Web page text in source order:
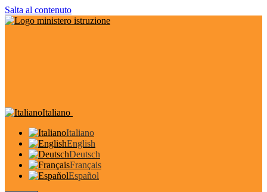
Salta al contenuto
Italiano
Italiano
English
Deutsch
Français
Español